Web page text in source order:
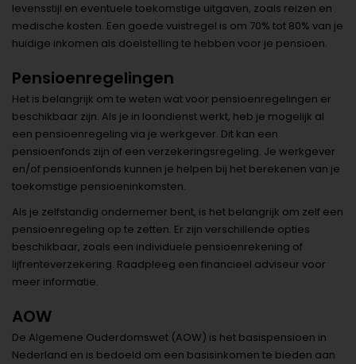
levensstijl en eventuele toekomstige uitgaven, zoals reizen en
medische kosten. Een goede vuistregel is om 70% tot 80% van je
huidige inkomen als doelstelling te hebben voor je pensioen.
Pensioenregelingen
Het is belangrijk om te weten wat voor pensioenregelingen er
beschikbaar zijn. Als je in loondienst werkt, heb je mogelijk al
een pensioenregeling via je werkgever. Dit kan een
pensioenfonds zijn of een verzekeringsregeling. Je werkgever
en/of pensioenfonds kunnen je helpen bij het berekenen van je
toekomstige pensioeninkomsten.
Als je zelfstandig ondernemer bent, is het belangrijk om zelf een
pensioenregeling op te zetten. Er zijn verschillende opties
beschikbaar, zoals een individuele pensioenrekening of
lijfrenteverzekering. Raadpleeg een financieel adviseur voor
meer informatie.
AOW
De Algemene Ouderdomswet (AOW) is het basispensioen in
Nederland en is bedoeld om een basisinkomen te bieden aan